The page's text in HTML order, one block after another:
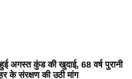
कुंड की खुदाई, 68 वर्ष पुरानी
के संरक्षण की उठी मांग